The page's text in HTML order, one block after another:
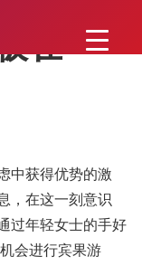
在
中获得优势的激
，在这一刻意识
过年轻女士的手好
会进行宾果游